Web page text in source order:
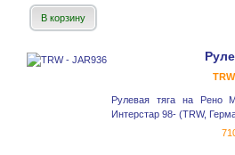
В корзину
Рулевая тяга на Рено
Интерстар 98- (TRW,